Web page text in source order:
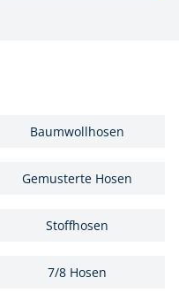
Baumwollhosen
Gemusterte Hosen
Stoffhosen
7/8 Hosen